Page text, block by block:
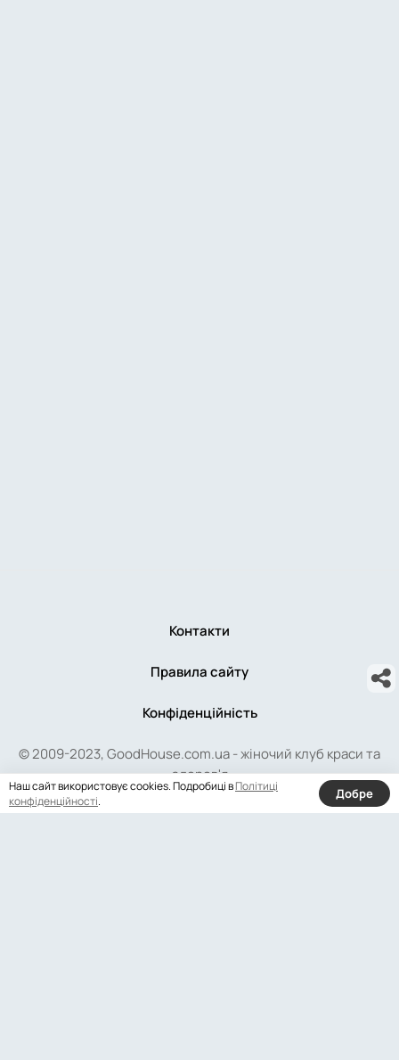
© 2009-2023, GoodHouse.com.ua - жіночий клуб краси та
здоров'я
Контакти
Правила сайту
Конфіденційність
Наш сайт використовує cookies. Подробиці вПолітиці
конфіденційності. Добре